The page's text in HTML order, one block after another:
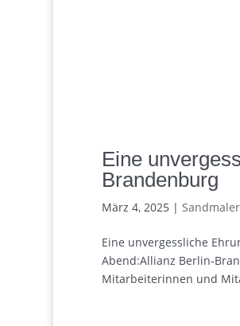
Eine
Brandenburg
März 4, 2025|
Eine unvergessliche
Abend:Allianz Berlin-
Mitarbeiterinnen und